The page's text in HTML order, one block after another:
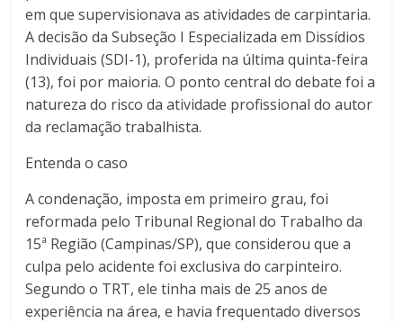
em que supervisionava as atividades de carpintaria.
A decisão da Subseção I Especializada em Dissídios
Individuais (SDI-1), proferida na última quinta-feira
(13), foi por maioria. O ponto central do debate foi a
natureza do risco da atividade profissional do autor
da reclamação trabalhista.
Entenda o caso
A condenação, imposta em primeiro grau, foi
reformada pelo Tribunal Regional do Trabalho da
15ª Região (Campinas/SP), que considerou que a
culpa pelo acidente foi exclusiva do carpinteiro.
Segundo o TRT, ele tinha mais de 25 anos de
experiência na área, e havia frequentado diversos